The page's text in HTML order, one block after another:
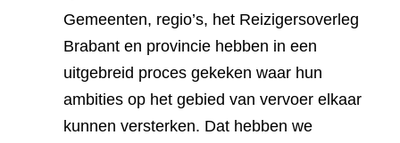
Gemeenten, regio’s, het Reizigersoverleg
Brabant en provincie hebben in een
uitgebreid proces gekeken waar hun
ambities op het gebied van vervoer elkaar
kunnen versterken. Dat hebben we